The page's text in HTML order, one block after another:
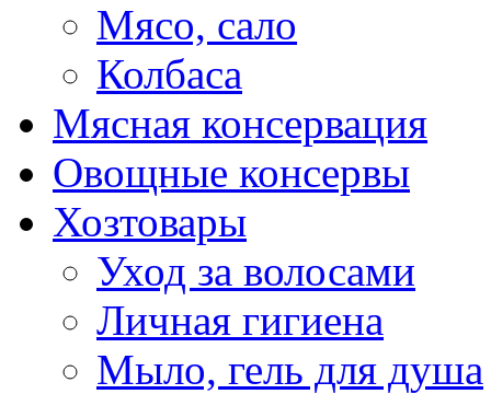
Мясо, сало
Колбаса
Мясная консервация
Овощные консервы
Хозтовары
Уход за волосами
Личная гигиена
Мыло, гель для душа